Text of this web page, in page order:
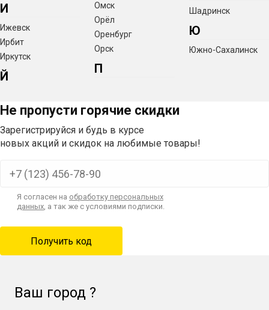
И
Ижевск
Ирбит
Иркутск
Й
Омск
Орёл
Оренбург
Орск
П
Шадринск
Ю
Южно-Сахалинск
Не пропусти горячие скидки
Зарегистрируйся и будь в курсе
новых акций и скидок на любимые товары!
Я согласен на обработку персональных
данных, а так же с условиями подписки.
Ваш город ?